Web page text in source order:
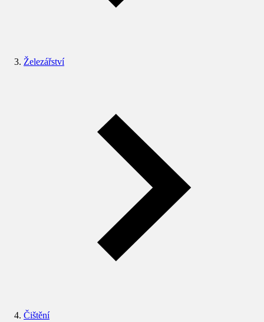
Železářství
Čištění